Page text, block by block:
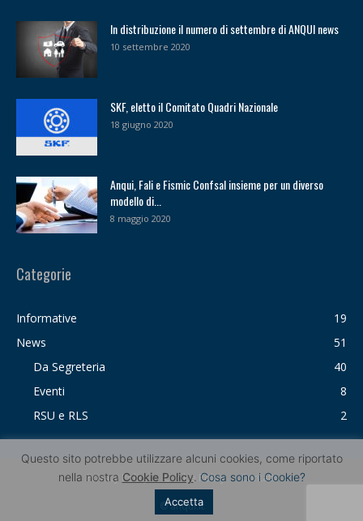
In distribuzione il numero di settembre di ANQUI news
10 settembre 2020
SKF, eletto il Comitato Quadri Nazionale
18 giugno 2020
Anqui, Fali e Fismic Confsal insieme per un diverso
modello di...
8 maggio 2020
Categorie
Informative
19
News
51
Da Segreteria
40
Eventi
8
RSU e RLS
2
Privacy Policy Cookie Policy Contatti
© anqui.it
Questo sito potrebbe utilizzare alcuni cookies, come riportato
nella nostra Cookie Policy. Cosa sono i Cookie?
Accetta